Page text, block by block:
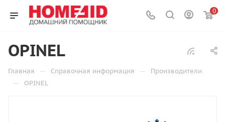
0
OPINEL
Главная — Справочная информация — Производители
— OPINEL